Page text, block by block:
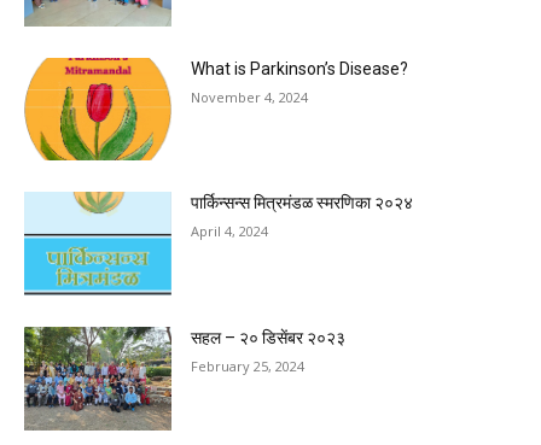
What is Parkinson’s Disease?
November 4, 2024
पार्किन्सन्स मित्रमंडळ स्मरणिका २०२४
April 4, 2024
सहल – २० डिसेंबर २०२३
February 25, 2024